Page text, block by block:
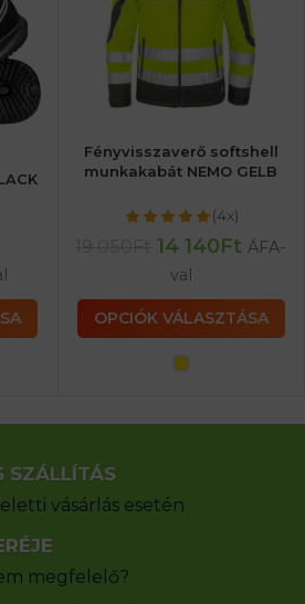
Fényvisszaverő softshell
munkakabát NEMO GELB
(4x)
14 140Ft ÁFA-
val
OPCIÓK VÁLASZTÁSA
SZÁLLÍTÁS
vásárlás esetén
megfelelő?